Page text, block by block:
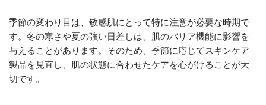
季節の変わり目は、敏感肌にとって特に注意が必要な時期で
す。冬の寒さや夏の強い日差しは、肌のバリア機能に影響を
与えることがあります。そのため、季節に応じてスキンケア
製品を見直し、肌の状態に合わせたケアを心がけることが大
切です。